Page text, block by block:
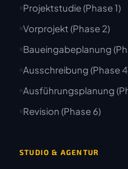
Projektstudie (Phase 1)
Vorprojekt (Phase 2)
Baueingabeplanung
Ausschreibung (Phase
Ausführungsplanung
Revision (Phase 6)
STUDIO & AGENTUR